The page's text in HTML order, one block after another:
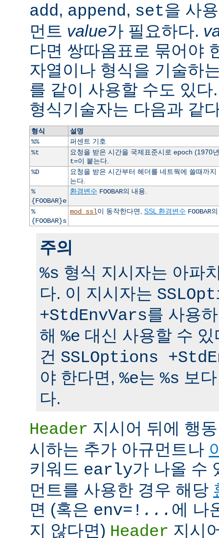
add, append, set을 사
먼트 value가 필요하다.
다면 쌍따옴표로 묶어야
자열이나 형식을 기술하
를 같이 사용할 수도 있
형식기술자는 다음과 같
형식
설명
%%
퍼센트 기호
%t
요청을 받은 시간을 국제표준시로 epoch (1970
t=이 붙는다.
%D
요청을 받은 시간부터 헤더를 네트웍에 쓸때까
는다.
%
{FOOBAR}e
환경변수 FOOBAR의 내용.
%
{FOOBAR}s
mod_ssl이 동작한다면, SSL 환경변수 FOOBAR
주의
%s 형식 지시자는 아파
다. 이 지시자는
+StdEnvVars를 사용
해 %e 대신 사용할 수
건 SSLOptions
야 한다면, %e는 %s 보
다.
Header 지시어 뒤에 행
시하는 추가 아규먼트나
키워드 early가 나올 수
먼트를 사용한 경우 해당
면 (혹은 env=! ... 에 나
지 않다면) Header 지시